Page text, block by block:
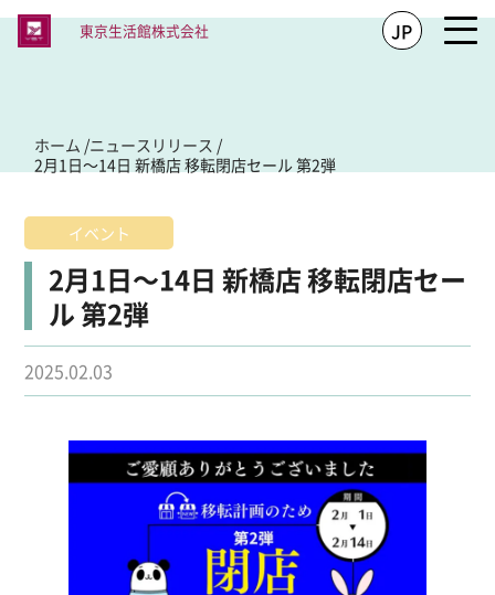
東京生活館株式会社 JP
ホーム /ニュースリリース /
2月1日～14日 新橋店 移転閉店セール 第2弾
2月1日～14日 新橋店 移転閉店セー
ル 第2弾
イベント
2025.02.03